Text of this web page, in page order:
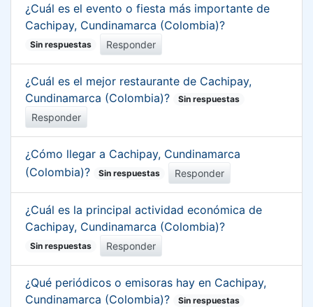
¿Cuál es el evento o fiesta más importante de
Cachipay, Cundinamarca (Colombia)?
Sin respuestas Responder
¿Cuál es el mejor restaurante de Cachipay,
Cundinamarca (Colombia)?
Sin respuestas
Responder
¿Cómo llegar a Cachipay, Cundinamarca
(Colombia)?
Sin respuestas Responder
¿Cuál es la principal actividad económica de
Cachipay, Cundinamarca (Colombia)?
Sin respuestas Responder
¿Qué periódicos o emisoras hay en Cachipay,
Cundinamarca (Colombia)?
Sin respuestas